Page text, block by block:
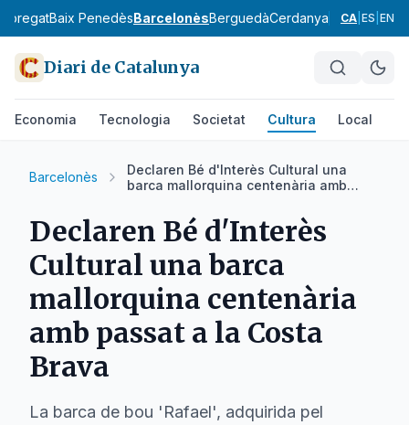
Baix PenedèsBarcelonèsBerguedàCerdanya Conca de
CA ES EN
Diari de Catalunya
Economia Tecnologia Societat Cultura Local
Barcelonès
Declaren Bé d'Interès Cultural una
barca mallorquina centenària amb
Declaren Bé d'Interès
Cultural una barca
mallorquina centenària
amb passat a la Costa
Brava
La barca de bou 'Rafael', adquirida pel